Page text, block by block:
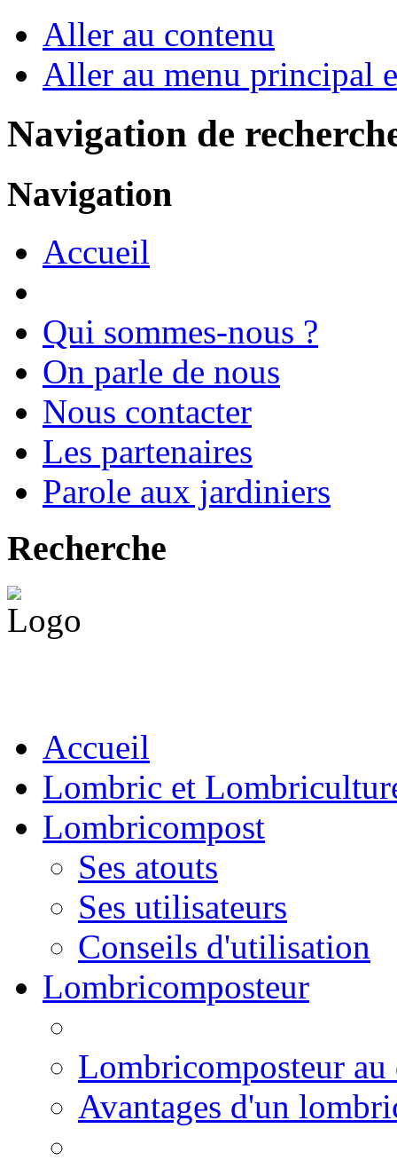
Aller au contenu
Aller au menu principal
Navigation de
Navigation
Accueil
Qui sommes-nous ?
On parle de nous
Nous contacter
Les partenaires
Parole aux jardiniers
Recherche
Accueil
Lombric et
Lombricompost
Ses atouts
Ses utilisateurs
Conseils d'utilisation
Lombricomposteur
Lombricomposteur
Avantages d'un